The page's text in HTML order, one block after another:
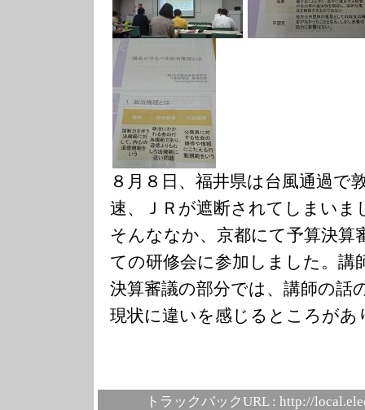
８月８日、福井県は台風通過で
速、ＪＲが遮断されてしまいま
そんななか、京都にて予算決算
ての研修会に参加しました。講
決算審議の部分では、講師の話
現状に違いを感じるところがあ
トラックバックURL : http://